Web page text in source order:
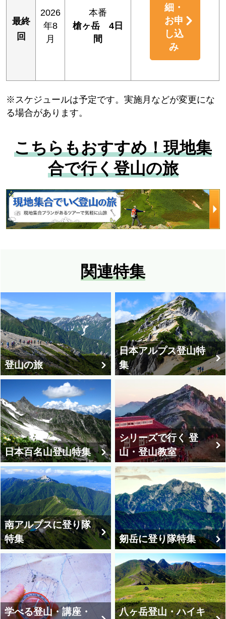
最終
回
2026
年8
月
本番
槍ヶ岳 4日
間
細・
お申
し込
み
※スケジュールは予定です。実施月などが変更にな
る場合があります。
こちらもおすすめ！現地集
合で行く登山の旅
関連特集
登山の旅
日本アルプス登山特
集
日本百名山登山特集
シリーズで行く 登
山・登山教室
南アルプスに登り隊
特集
剱岳に登り隊特集
学べる登山・講座・
八ヶ岳登山・ハイキ